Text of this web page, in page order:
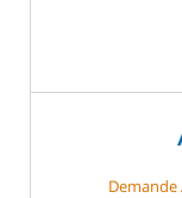
Demande